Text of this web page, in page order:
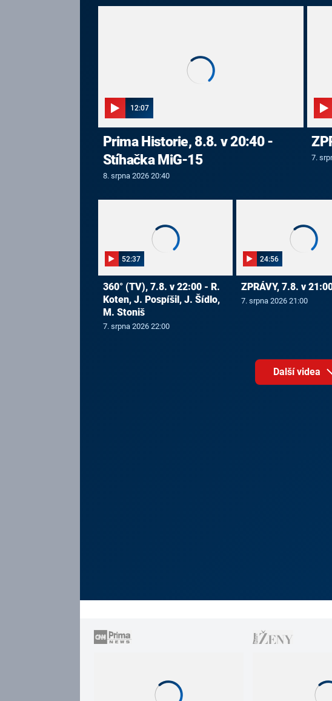
12:07
Prima Historie, 8.8. v 20:40 -
Stíhačka MiG-15
8. srpna 2026 20:40
7.
52:37
360° (TV), 7.8. v 22:00 - R.
Koten, J. Pospíšil, J. Šídlo,
M. Stoniš
7. srpna 2026 22:00
24:56
ZPRÁVY, 7.8. v
7. srpna 2026 21:00
Další videa